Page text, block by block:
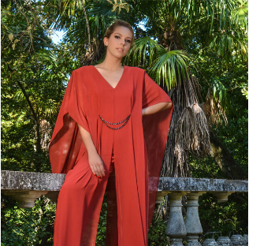
Add to
wishlist